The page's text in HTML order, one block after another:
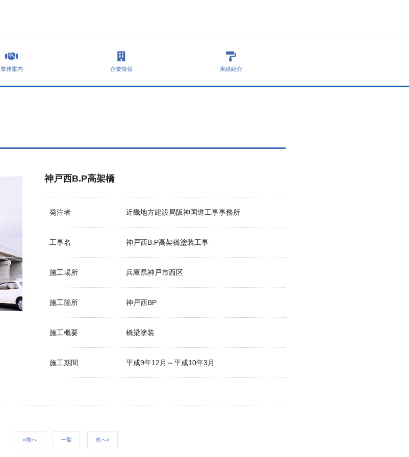
業務案内 企業情報 実績紹介
神戸西B.P高架橋
発注者 近畿地方建設局阪神国道工事事務所
工事名 神戸西B.P高架橋塗装工事
施工場所 兵庫県神戸市西区
施工箇所 神戸西BP
施工概要 橋梁塗装
施工期間 平成9年12月～平成10年3月
«前へ 一覧 次へ»